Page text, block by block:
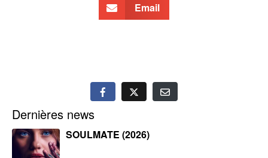
Email
Dernières news
SOULMATE (2026)